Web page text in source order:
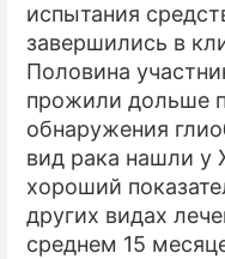
испытания
завершились в
Половина
прожили дольше
обнаружения
вид рака нашли
хороший
других видах
среднем 15